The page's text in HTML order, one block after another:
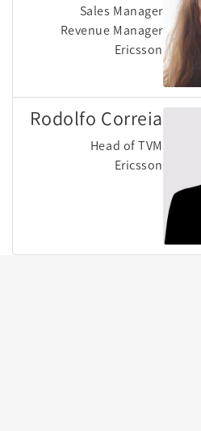
Sales Manager
Revenue Manager
Ericsson
Rodolfo Correia
Head of TVM
Ericsson